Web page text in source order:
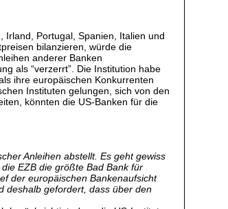
Irland, Portugal, Spanien, Italien und
bilanzieren, würde die
anderer Banken
als “verzerrt”. Die Institution habe
ihre europäischen Konkurrenten
Instituten gelungen, sich von den
könnten die US-Banken für die
Anleihen abstellt. Es geht gewiss
EZB die größte Bad Bank für
der europäischen Bankenaufsicht
deshalb gefordert, dass über den